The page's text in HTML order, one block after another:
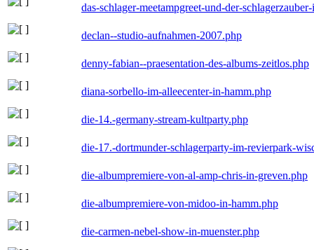
das-schlager-meetampgreet-und-der-
declan--studio-aufnahmen-2007.php
denny-fabian--praesentation-des-albums-zeitlos.php
diana-sorbello-im-alleecenter-in-hamm.php
die-14.-germany-stream-kultparty.php
die-17.-dortmunder-schlagerparty-im-revierpark-
die-albumpremiere-von-al-amp-chris-in-greven.php
die-albumpremiere-von-midoo-in-hamm.php
die-carmen-nebel-show-in-muenster.php